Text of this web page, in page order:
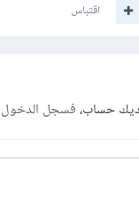
اقتباس
حساب،فسجل الدخول